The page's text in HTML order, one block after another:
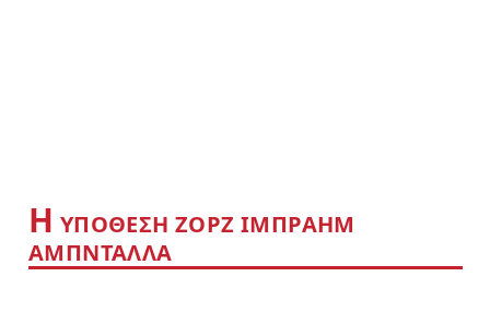
Η YΠΟΘΕΣΗ ΖΟΡΖ ΙΜΠΡΑΗΜ
ΑΜΠΝΤΑΛΛΑ